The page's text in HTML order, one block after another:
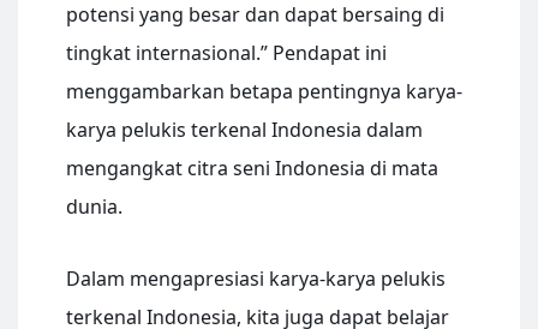
potensi yang besar dan dapat bersaing di
tingkat internasional.” Pendapat ini
menggambarkan betapa pentingnya karya-
karya pelukis terkenal Indonesia dalam
mengangkat citra seni Indonesia di mata
dunia.
Dalam mengapresiasi karya-karya pelukis
terkenal Indonesia, kita juga dapat belajar